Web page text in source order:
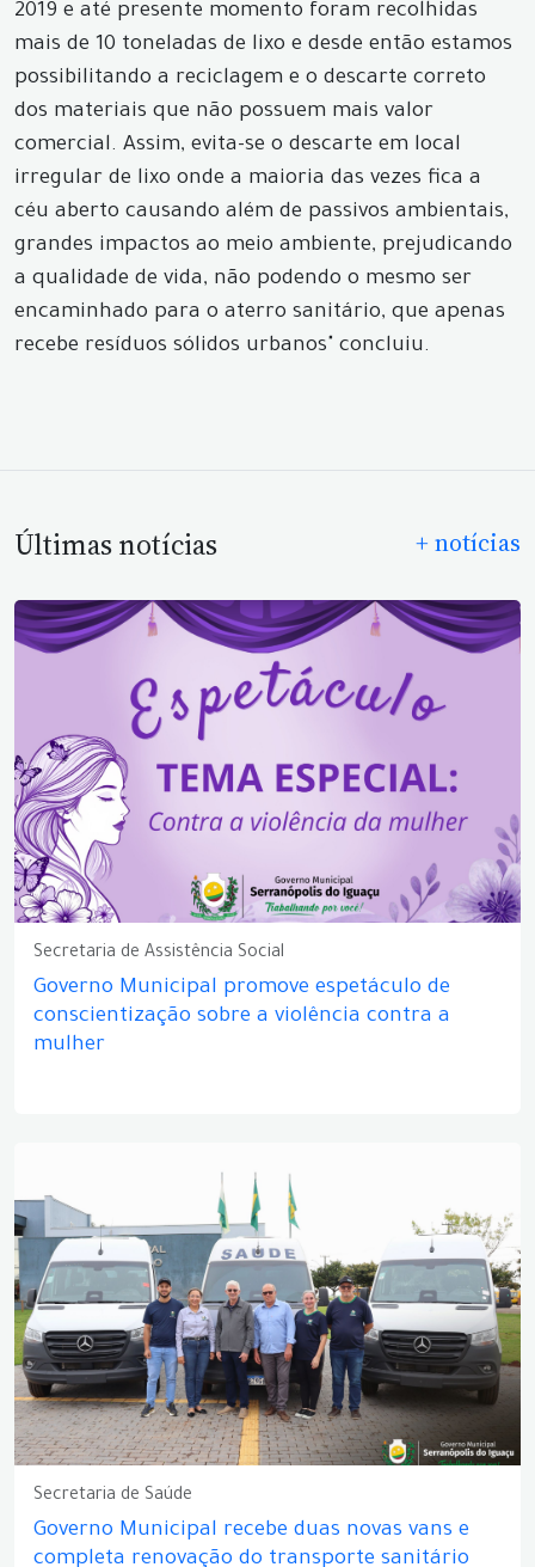
2019 e até presente momento foram recolhidas
mais de 10 toneladas de lixo e desde então estamos
possibilitando a reciclagem e o descarte correto
dos materiais que não possuem mais valor
comercial. Assim, evita-se o descarte em local
irregular de lixo onde a maioria das vezes fica a
céu aberto causando além de passivos ambientais,
grandes impactos ao meio ambiente, prejudicando
a qualidade de vida, não podendo o mesmo ser
encaminhado para o aterro sanitário, que apenas
recebe resíduos sólidos urbanos" concluiu.
Últimas notícias + notícias
Secretaria de Assistência Social
Governo Municipal promove espetáculo de
conscientização sobre a violência contra a
mulher
Secretaria de Saúde
Governo Municipal recebe duas novas vans e
completa renovação do transporte sanitário